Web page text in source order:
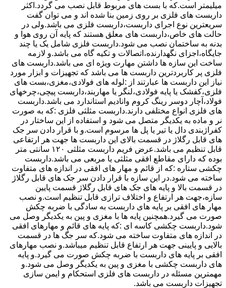
میلیمتر است.که با بست های مربوط قابل نصب می گردد.اکثر
داربست های فلزی بر روی زمین بنا شده اند و می توان گفت
سریعترین نوع اجرای داربست،داربست فلزی می باشد.ولی در
حالت های خاص،داربست های معلق هستند که پایه آن روی هوا و
بدنه به ساختمان نصب می شود.داربست فلزی شامل یک یا چند
جایگاه،اجزای نگهدارنده،اتصالات و تکیه گاه می باشد.و لازمه
ساخت این سازه ها داشتن مهارت ویژه ای می باشد.داربست های
فلزی پر کاربردترین داربست ها می باشد که تجهیزات و ابزار مورد
نیاز این داربست ها عبارتند از :لوله های فولادی،مغزی،بست های
فلزی،کفشک یا پایه فولادی،لنگر یا مهاربند،داربست پیچی،چرخهای
فولاد،آچار دوسر رینگ کروم وانادیم استاندارد می باشد.داربست
های فلزی انواع مختلفی دارند.داربست مثلثی فلزی :که به صورت
نر و ماده به یکدیگر متصل می شود و استفاده از این ساختار در
کفراژبندی دال یا تیر یا پل ها مرسوم است.و با قرار دادن سر جک
های قابل رگلاژ در قسمت بالای این داربست ها جهت هر ارتفاعی
قابل تنظیم می باشد.عرض فریم داربست مثلثی ۱۲۰ سانتی متر
بوده که دارای مقاطع افقی مثلثی یا مربعی می باشد.داربست
چکشی ستاره :که از قائم و مهار های افقی در اندازه های متفاوت
ساخته می شود.در این سازه با قرار دادن سر جک های قابل رگلاژ
در قسمت بالا و پایه های جک های قابل رگلاژ قسمت پایین
سازه،جهت هر ارتفاع و اختلاف ترازی قابل تنظیم است.و نصب
مهار های افقی بر پایه های داربست به سادگی با ضربه چکش
صورت می گیرد.همچنین پایه ها با مغزی و پین به یکدیگر وصل می
شود.داربست چکشی کاسه ای :که پایه های قائم و مهارهای افقی
در اندازه های متفاوت ساخته می شود.که سر جگ ها در قسمت
بالایی و پایینی جهت هر ارتفاع قابل تنظیم میباشد.و نصب مهارهای
افقی بر پایه های داربست با ضربه چکش صورت می گیرد.و پایه
های داربست چکشی با مغزی و پین به یکدیگر وصل می شود.و
مهمترین مسئله در داربست های فلزی استحکام و ایمن سازی
تجهیزات داربست می باشد.